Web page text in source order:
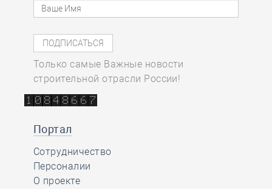
Только самые Важные новости
строительной отрасли России!
Портал
Сотрудничество
Персоналии
О проекте